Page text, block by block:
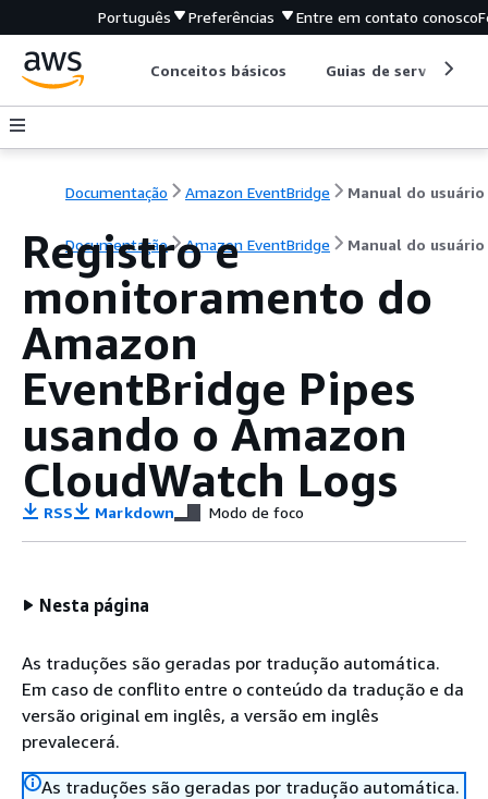
Português Preferências Entre em contato conosco
Conceitos básicos Guias de serviço
Documentação Amazon EventBridge Manual do usuário
Documentação Amazon EventBridge Manual do usuário
Registro e
monitoramento do
Amazon
EventBridge Pipes
usando o Amazon
CloudWatch Logs
RSS Markdown Modo de foco
Nesta página
As traduções são geradas por tradução automática.
Em caso de conflito entre o conteúdo da tradução e da
versão original em inglês, a versão em inglês
prevalecerá.
As traduções são geradas por tradução automática.